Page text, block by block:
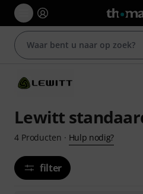
Lewitt
4 Producten · Hulp nodig?
filter